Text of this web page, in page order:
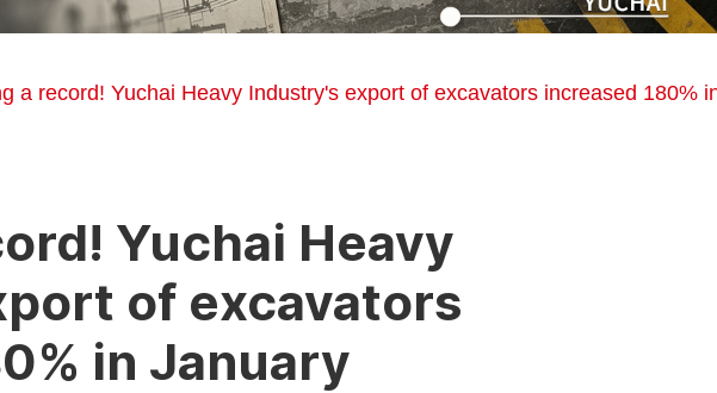
a record! Yuchai Heavy Industry's export of excavators increased 180%
Yuchai Heavy
of excavators
in January